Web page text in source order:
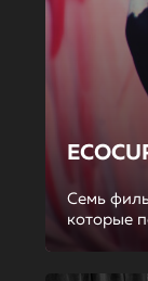
Семь
которые